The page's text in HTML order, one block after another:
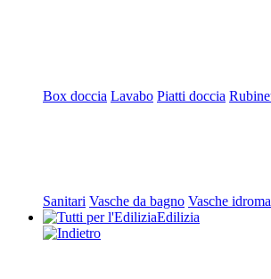
Box doccia Lavabo Piatti doccia
Sanitari Vasche da bagno Vasche
Edilizia